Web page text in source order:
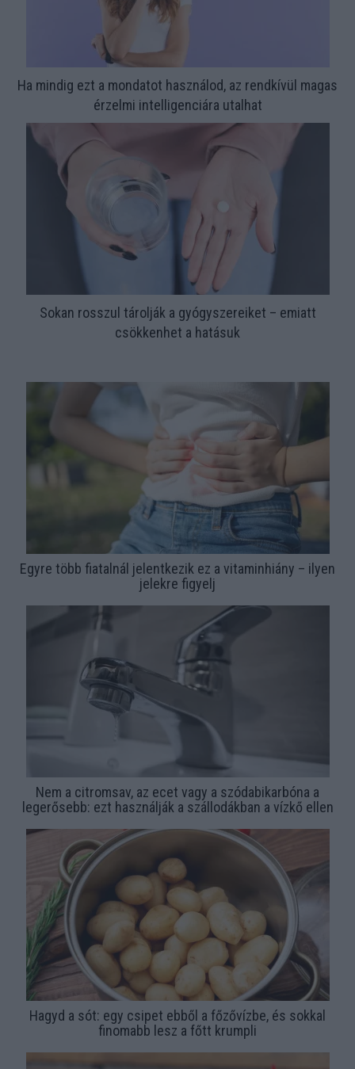
Ha mindig ezt a mondatot használod, az rendkívül magas
érzelmi intelligenciára utalhat
Sokan rosszul tárolják a gyógyszereiket – emiatt
csökkenhet a hatásuk
Egyre több fiatalnál jelentkezik ez a vitaminhiány – ilyen
jelekre figyelj
Nem a citromsav, az ecet vagy a szódabikarbóna a
legerősebb: ezt használják a szállodákban a vízkő ellen
Hagyd a sót: egy csipet ebből a főzővízbe, és sokkal
finomabb lesz a főtt krumpli